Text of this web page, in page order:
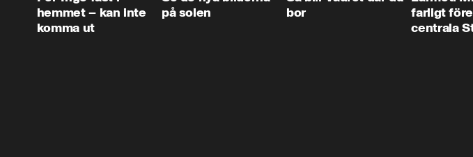
hemmet – kan inte
komma ut
på solen
bor
farligt
centrala